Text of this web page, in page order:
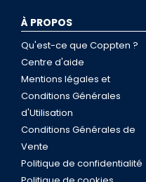
À PROPOS
Qu'est-ce que Coppten ?
Centre d'aide
Mentions légales et
Conditions Générales
d'Utilisation
Conditions Générales de
Vente
Politique de confidentialité